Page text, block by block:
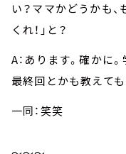
い？ママかどうかも
くれ！」と？
A：あります。確かに
最終回とかも教えて
一同：笑笑